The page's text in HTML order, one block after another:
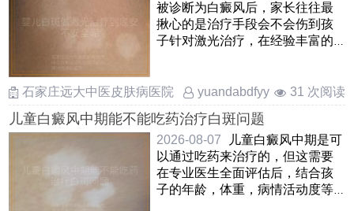
被诊断为白癜风后，家长往往最
揪心的是治疗手段会不会伤到孩
子针对激光治疗，在经验丰富的
石家庄远大中医皮肤病医院 yuandabdfyy 31 次阅读
儿童白癜风中期能不能吃药治疗白斑问题
2026-08-07
儿童白癜风中期是可
以通过吃药来治疗的，但这需要
在专业医生全面评估后，结合孩
子的年龄，体重，病情活动度等